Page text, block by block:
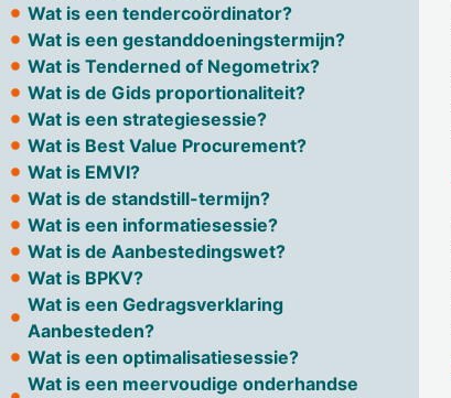
Wat is een tendercoördinator?
Wat is een gestanddoeningstermijn?
Wat is Tenderned of Negometrix?
Wat is de Gids proportionaliteit?
Wat is een strategiesessie?
Wat is Best Value Procurement?
Wat is EMVI?
Wat is de standstill-termijn?
Wat is een informatiesessie?
Wat is de Aanbestedingswet?
Wat is BPKV?
Wat is een Gedragsverklaring
Aanbesteden?
Wat is een optimalisatiesessie?
Wat is een meervoudige onderhandse